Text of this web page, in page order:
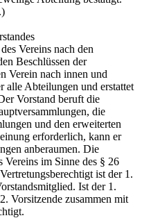
Vereins nach den
Beschlüssen der
Verein nach innen und
alle Abteilungen und erstattet
Vorstand beruft die
die
und den erweiterten
erforderlich, kann er
anberaumen. Die
Vereins im Sinne des § 26
ist der 1.
Ist der 1.
Vorsitzende zusammen mit